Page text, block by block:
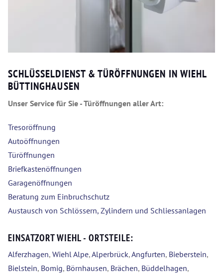
SCHLÜSSELDIENST & TÜRÖFFNUNGEN IN WIEHL
BÜTTINGHAUSEN
Unser Service für Sie - Türöffnungen aller Art:
Tresoröffnung
Autoöffnungen
Türöffnungen
Briefkastenöffnungen
Garagenöffnungen
Beratung zum Einbruchschutz
Austausch von Schlössern, Zylindern und Schliessanlagen
EINSATZORT WIEHL - ORTSTEILE:
Alferzhagen, Wiehl Alpe,Alperbrück,Angfurten, Bieberstein,
Bielstein, Bomig, Börnhausen, Brächen, Büddelhagen,